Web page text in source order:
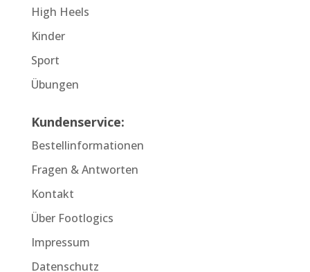
High Heels
Kinder
Sport
Übungen
Kundenservice:
Bestellinformationen
Fragen & Antworten
Kontakt
Über Footlogics
Impressum
Datenschutz